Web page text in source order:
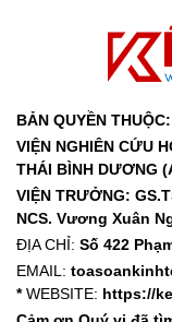
BẢN QUYỀN THUỘC:
VIỆN NGHIÊN CỨU
THÁI BÌNH DƯƠNG
VIỆN TRƯỞNG:
NCS. Vương Xuân
ĐỊA CHỈ: Số 422
EMAIL:
*WEBSITE: https://